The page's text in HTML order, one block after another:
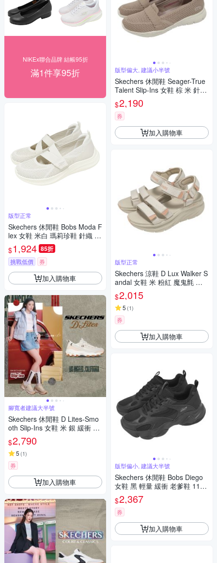
NIKEx聯合品牌 結帳95折
滿1件享95折
版型正常
Skechers 休閒鞋 Bobs Moda F
lex 女鞋 米白 瑪莉珍鞋 針織 魔
鬼氈 117732OFWT
$1,924 85折
挑戰低價 券
加入購物車
腳寬者建議大半號
Skechers 休閒鞋 D Lites-Smo
oth Slip-Ins 女鞋 米 銀 緩衝 拼
接 老爹鞋 舒華著用款 150537
NTTP
$2,790
5 (1)
券
加入購物車
版型偏大, 建議小半號
Skechers 休閒鞋 Seager-True
Talent Slip-Ins 女鞋 棕 米 針織
套入式 懶人鞋 159013MOC
$2,190
券
加入購物車
版型正常
Skechers 涼鞋 D Lux Walker S
andal 女鞋 米 粉紅 魔鬼氈 厚
底 支撐 119826TPE
$2,015
5 (1)
券
加入購物車
版型偏小, 建議大半號
Skechers 休閒鞋 Bobs Diego
女鞋 黑 輕量 緩衝 老爹鞋 1176
85BBK
$2,367
券
加入購物車